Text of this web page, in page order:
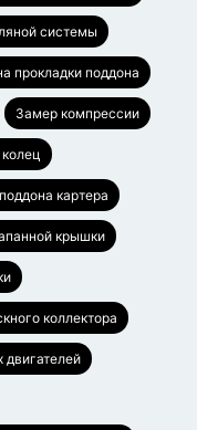
системы
прокладки поддона
Замер компрессии
картера
крышки
коллектора
двигателей